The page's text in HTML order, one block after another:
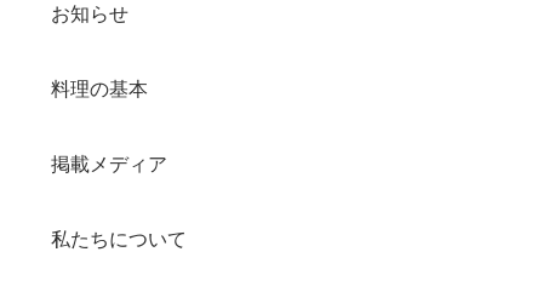
お知らせ
料理の基本
掲載メディア
私たちについて